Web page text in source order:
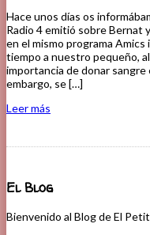
Hace unos días os
Radio 4 emitió sobre Bernat
en el mismo programa
tiempo a nuestro pequeño,
importancia de donar sangre
embargo, se […]
Leer más
El Blog
Bienvenido al Blog de El